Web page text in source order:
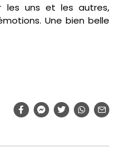
les uns et les autres,
Une bien belle